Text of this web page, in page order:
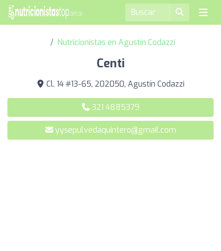
Nutricionistas en Agustín Codazzi
Centi
Cl. 14 #13-65, 202050, Agustín Codazzi
321 4885379
yysepulvedaquintero@gmail.com